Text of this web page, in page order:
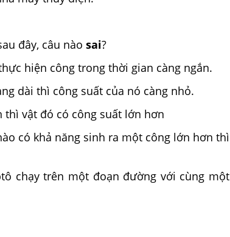
đây, câu nào sai?
hiện công trong thời gian càng ngắn.
dài thì công suất của nó càng nhỏ.
thì vật đó có công suất lớn hơn
có khả năng sinh ra một công lớn hơn thì
chạy trên một đoạn đường với cùng một